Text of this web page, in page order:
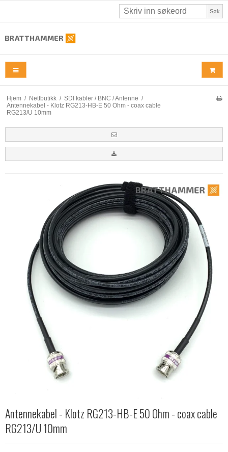
Søk
Hjem / Nettbutikk / SDI kabler / BNC / Antenne /
Antennekabel - Klotz RG213-HB-E 50 Ohm - coax cable
RG213/U 10mm
Antennekabel - Klotz RG213-HB-E 50 Ohm - coax cable
RG213/U 10mm